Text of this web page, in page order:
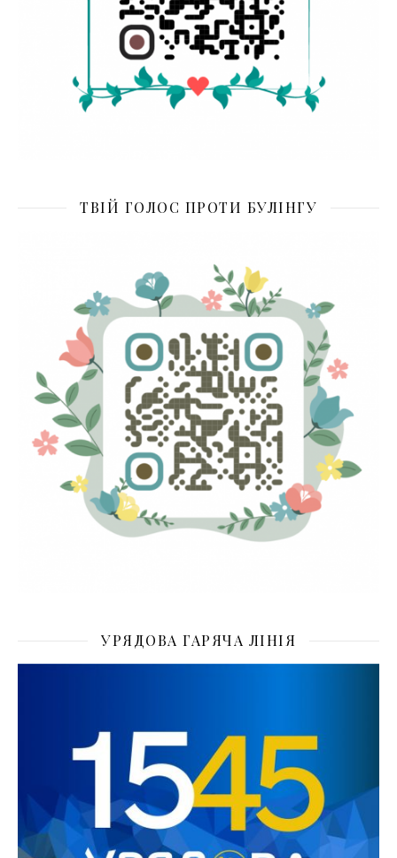
ТВІЙ ГОЛОС ПРОТИ БУЛІНГУ
УРЯДОВА ГАРЯЧА ЛІНІЯ